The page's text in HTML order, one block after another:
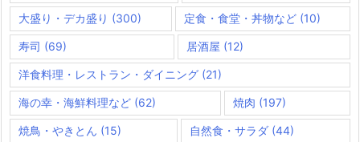
大盛り・デカ盛り (300) 定食・食堂・丼物など(10)
寿司 (69) 居酒屋 (12)
洋食料理・レストラン・ダイニング (21)
海の幸・海鮮料理など (62) 焼肉 (197)
焼鳥・やきとん (15) 自然食・サラダ (44)